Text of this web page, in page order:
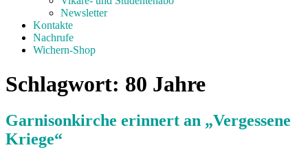
Newsletter
Kontakte
Nachrufe
Wichern-Shop
Schlagwort: 80 Jahre
Garnisonkirche erinnert an „Vergessene
Kriege“